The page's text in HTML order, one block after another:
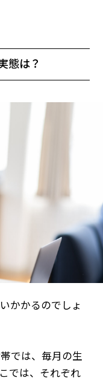
態は？
かかるのでしょ
では、毎月の生
では、それぞれ